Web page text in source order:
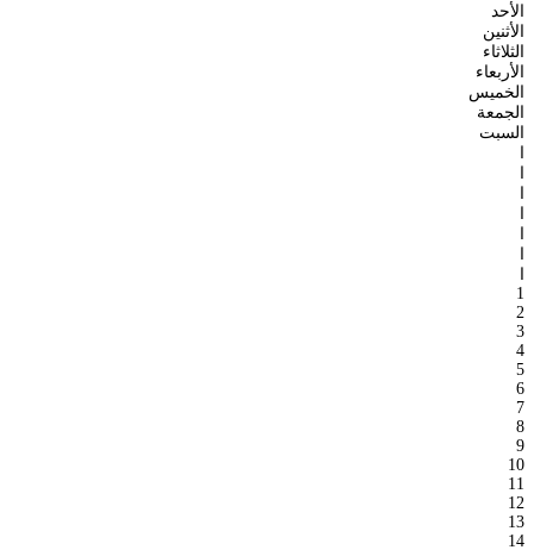
الأحد
الأثنين
الثلاثاء
الأربعاء
الخميس
الجمعة
السبت
ا
ا
ا
ا
ا
ا
ا
1
2
3
4
5
6
7
8
9
10
11
12
13
14